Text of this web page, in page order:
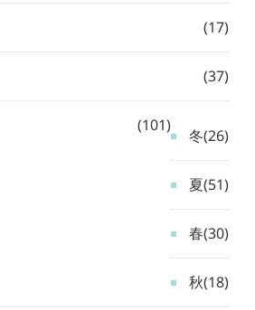
(17)
(37)
(101)
冬(26)
夏(51)
春(30)
秋(18)